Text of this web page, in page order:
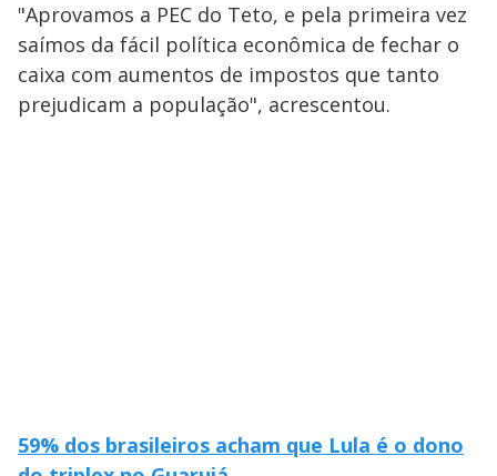
"Aprovamos a PEC do Teto, e pela primeira vez
saímos da fácil política econômica de fechar o
caixa com aumentos de impostos que tanto
prejudicam a população", acrescentou.
59% dos brasileiros acham que Lula é o dono